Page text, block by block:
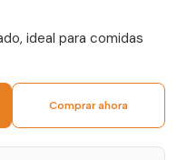
ideal para comidas
Comprar ahora